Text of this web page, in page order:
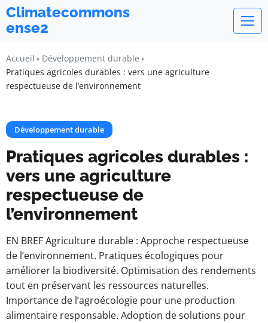
Climatecommons
ense2
Accueil
Développement durable
Pratiques agricoles durables : vers une agriculture
respectueuse de l’environnement
Développement durable
Pratiques agricoles durables :
vers une agriculture
respectueuse de
l’environnement
EN BREF Agriculture durable : Approche respectueuse
de l’environnement. Pratiques écologiques pour
améliorer la biodiversité. Optimisation des rendements
tout en préservant les ressources naturelles.
Importance de l’agroécologie pour une production
alimentaire responsable. Adoption de solutions pour